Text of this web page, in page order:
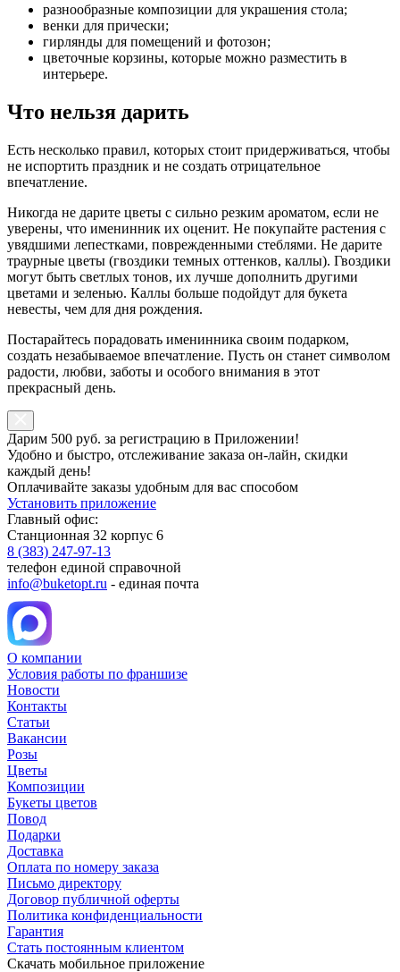
разнообразные композиции для украшения стола;
венки для прически;
гирлянды для помещений и фотозон;
цветочные корзины, которые можно разместить в
интерьере.
Что нельзя дарить
Есть несколько правил, которых стоит придерживаться, чтобы
не испортить праздник и не создать отрицательное
впечатление.
Никогда не дарите цветы с сильно резким ароматом, если не
уверены, что именинник их оценит. Не покупайте растения с
увядшими лепестками, поврежденными стеблями. Не дарите
траурные цветы (гвоздики темных оттенков, каллы). Гвоздики
могут быть светлых тонов, их лучше дополнить другими
цветами и зеленью. Каллы больше подойдут для букета
невесты, чем для дня рождения.
Постарайтесь порадовать именинника своим подарком,
создать незабываемое впечатление. Пусть он станет символом
радости, любви, заботы и особого внимания в этот
прекрасный день.
Дарим 500 руб. за регистрацию в Приложении!
Удобно и быстро, отслеживание заказа он-лайн, скидки
каждый день!
Оплачивайте заказы удобным для вас способом
Установить приложение
Главный офис:
Станционная 32 корпус 6
8 (383) 247-97-13
телефон единой справочной
info@buketopt.ru - единая почта
О компании
Условия работы по франшизе
Новости
Контакты
Статьи
Вакансии
Розы
Цветы
Композиции
Букеты цветов
Повод
Подарки
Доставка
Оплата по номеру заказа
Письмо директору
Договор публичной оферты
Политика конфиденциальности
Гарантия
Стать постоянным клиентом
Скачать мобильное приложение